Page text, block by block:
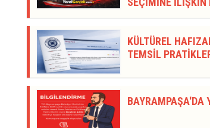
KÜLTÜREL
TEMSİL
BAYRAMPAŞA'DA